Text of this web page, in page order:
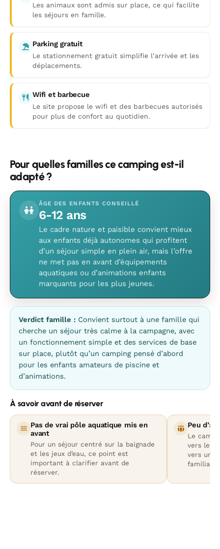
Les animaux sont admis sur place, ce qui facilite
les séjours en famille.
Parking gratuit
Le stationnement gratuit simplifie l’arrivée et les
déplacements.
Wifi et barbecue
Le site propose le wifi et des barbecues autorisés
pour plus de confort au quotidien.
Pour quelles familles ce camping est-il
adapté ?
ÂGE DES ENFANTS CONSEILLÉ
6-12 ans
Le cadre nature et paisible convient mieux
aux enfants déjà autonomes qui profitent
d’un séjour simple en plein air, mais l’offre
ne met pas en avant d’équipements
aquatiques ou d’animations enfants
marquants pour les plus jeunes.
Verdict famille : Convient surtout à une famille qui
cherche un séjour très calme à la campagne, avec
un fonctionnement simple et des services de base
sur place, plutôt qu’un camping pensé d’abord
pour les enfants amateurs de piscine et
d’animations.
À savoir avant de réserver
Pas de vrai pôle aquatique mis en
avant
Pour un séjour centré sur la baignade
et les jeux d’eau, ce point est
important à clarifier avant de
réserver.
Peu
Le
vers le
vers un